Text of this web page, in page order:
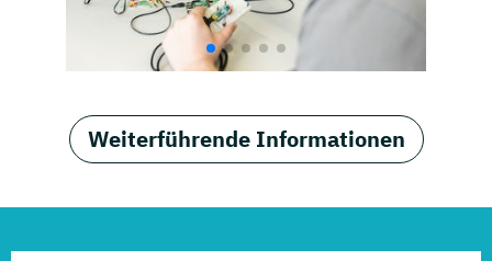
Weiterführende Informationen